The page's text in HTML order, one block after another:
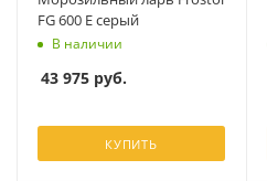
FG 600 E серый
В наличии
43 975 руб.
КУПИТЬ